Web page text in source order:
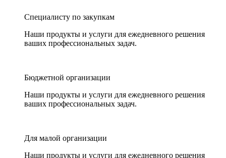
Специалисту по закупкам
Наши продукты и услуги для ежедневного решения
ваших профессиональных задач.
Бюджетной организации
Наши продукты и услуги для ежедневного решения
ваших профессиональных задач.
Для малой организации
Наши продукты и услуги для ежедневного решения